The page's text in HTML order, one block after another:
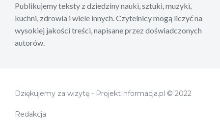
Publikujemy teksty z dziedziny nauki, sztuki, muzyki,
kuchni, zdrowia i wiele innych. Czytelnicy mogą liczyć na
wysokiej jakości treści, napisane przez doświadczonych
autorów.
Dziękujemy za wizytę - ProjektInformacja.pl © 2022
Redakcja